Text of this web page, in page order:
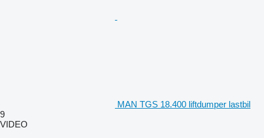
MAN TGS 18.400 liftdumper lastbil
9
VIDEO